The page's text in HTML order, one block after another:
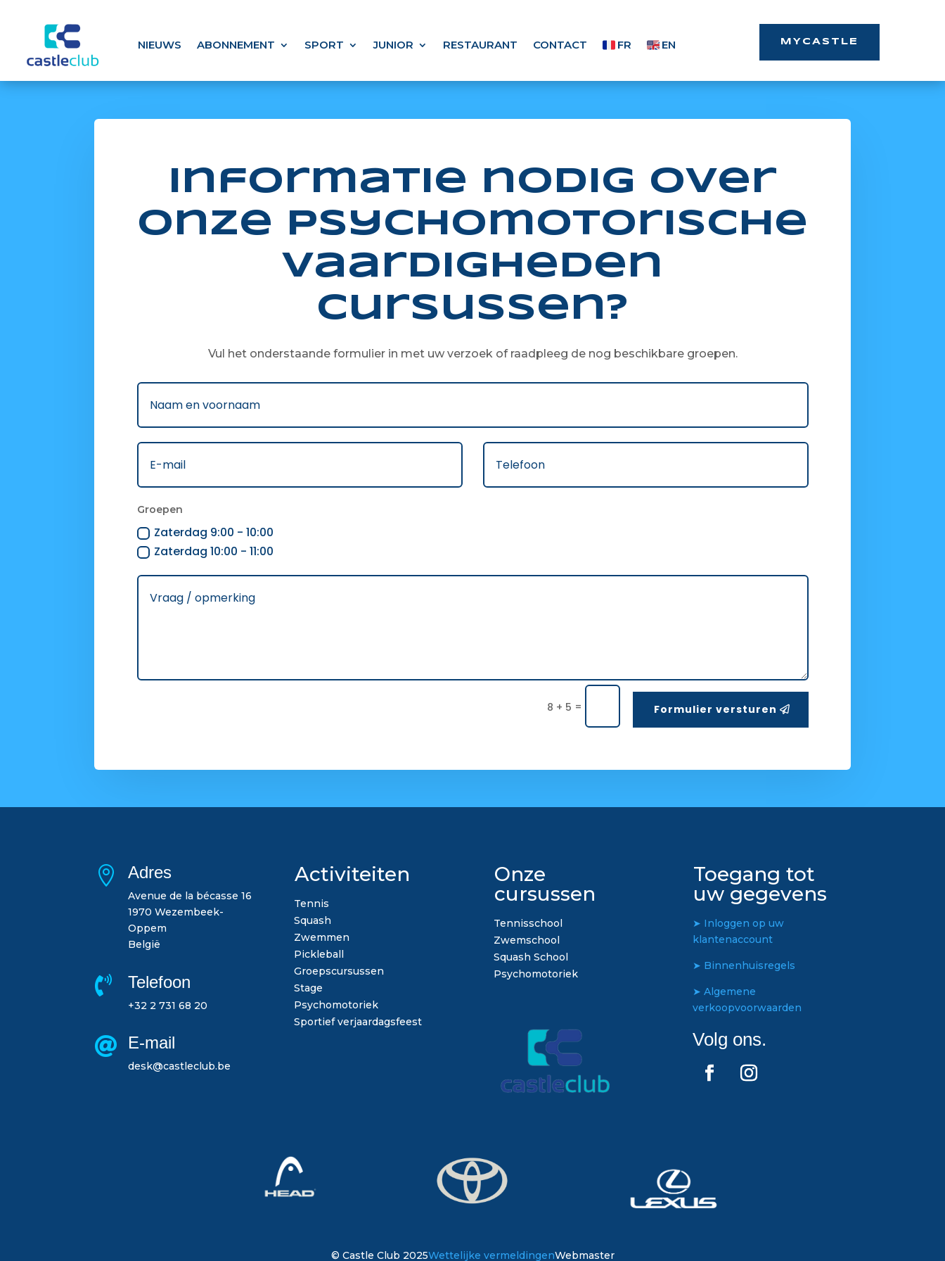
NIEUWS ABONNEMENT SPORT JUNIOR RESTAURANT CONTACT FR EN MYCASTLE
Informatie nodig over
onze psychomotorische
vaardigheden
cursussen?
Vul het onderstaande formulier in met uw verzoek of raadpleeg de nog beschikbare groepen.
Groepen
Zaterdag 9:00 - 10:00
Zaterdag 10:00 - 11:00
8 + 5 = Formulier versturen
 Adres
Avenue de la bécasse 16
1970 Wezembeek-
Oppem
België
 Telefoon
+32 2 731 68 20
 E-mail
desk@castleclub.be
Activiteiten
Tennis
Squash
Zwemmen
Pickleball
Groepscursussen
Stage
Psychomotoriek
Sportief verjaardagsfeest
Onze
cursussen
Tennisschool
Zwemschool
Squash School
Psychomotoriek
Toegang tot
uw gegevens
➤ Inloggen op uw
klantenaccount
➤ Binnenhuisregels
➤ Algemene
verkoopvoorwaarden
Volg ons.
© Castle Club 2025Wettelijke vermeldingenWebmaster